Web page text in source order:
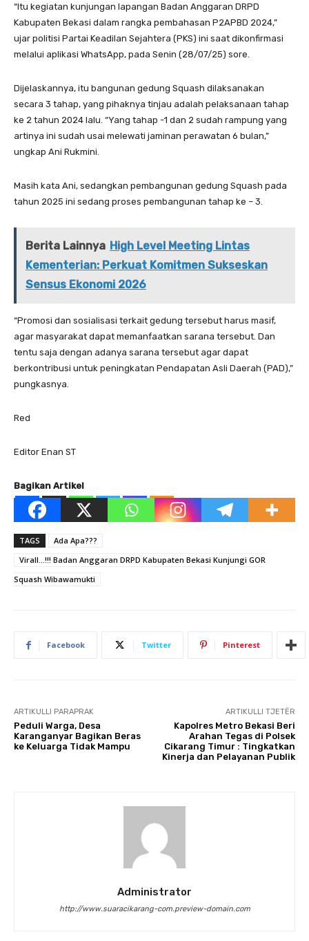
“Itu kegiatan kunjungan lapangan Badan Anggaran DRPD
Kabupaten Bekasi dalam rangka pembahasan P2APBD 2024,”
ujar politisi Partai Keadilan Sejahtera (PKS) ini saat dikonfirmasi
melalui aplikasi WhatsApp, pada Senin (28/07/25) sore.
Dijelaskannya, itu bangunan gedung Squash dilaksanakan
secara 3 tahap, yang pihaknya tinjau adalah pelaksanaan tahap
ke 2 tahun 2024 lalu. “Yang tahap -1 dan 2 sudah rampung yang
artinya ini sudah usai melewati jaminan perawatan 6 bulan,”
ungkap Ani Rukmini.
Masih kata Ani, sedangkan pembangunan gedung Squash pada
tahun 2025 ini sedang proses pembangunan tahap ke – 3.
Berita Lainnya High Level Meeting Lintas
Kementerian: Perkuat Komitmen Sukseskan
Sensus Ekonomi 2026
“Promosi dan sosialisasi terkait gedung tersebut harus masif,
agar masyarakat dapat memanfaatkan sarana tersebut. Dan
tentu saja dengan adanya sarana tersebut agar dapat
berkontribusi untuk peningkatan Pendapatan Asli Daerah (PAD),”
pungkasnya.
Red
Editor Enan ST
Bagikan Artikel
TAGS
Ada Apa???
Virall...!!! Badan Anggaran DRPD Kabupaten Bekasi Kunjungi GOR
Squash Wibawamukti
Facebook Twitter Pinterest
ARTIKULLI PARAPRAK
Peduli Warga, Desa
Karanganyar Bagikan Beras
ke Keluarga Tidak Mampu
ARTIKULLI TJETËR
Kapolres Metro Bekasi Beri
Arahan Tegas di Polsek
Cikarang Timur : Tingkatkan
Kinerja dan Pelayanan Publik
Administrator
http://www.suaracikarang-com.preview-domain.com